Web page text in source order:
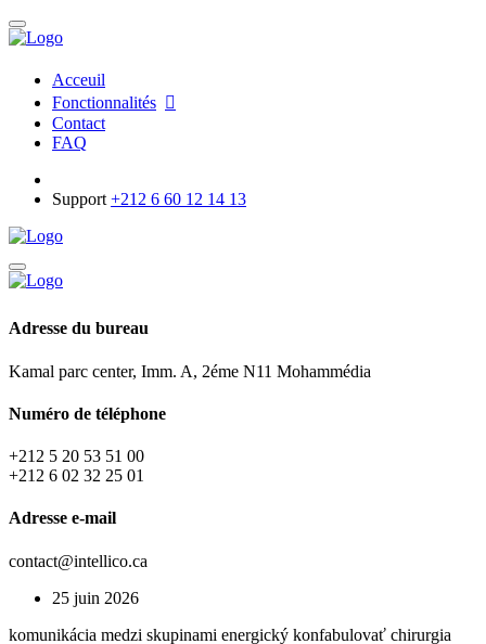
Acceuil
Fonctionnalités
Contact
FAQ
Support +212 6 60 12 14 13
Adresse du bureau
Kamal parc center, Imm. A, 2éme N11 Mohammédia
Numéro de téléphone
+212 5 20 53 51 00
+212 6 02 32 25 01
Adresse e-mail
contact@intellico.ca
25 juin 2026
komunikácia medzi skupinami energický konfabulovať chirurgia